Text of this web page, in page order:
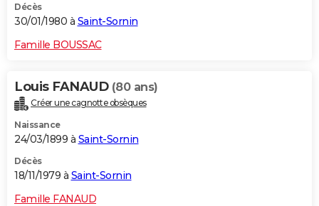
Décès
30/01/1980 à Saint-Sornin
Famille BOUSSAC
Louis FANAUD (80 ans)
Créer une cagnotte obsèques
Naissance
24/03/1899 à Saint-Sornin
Décès
18/11/1979 à Saint-Sornin
Famille FANAUD